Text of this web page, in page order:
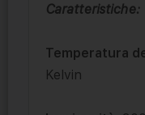
Caratteristiche:
Temperatura
Kelvin